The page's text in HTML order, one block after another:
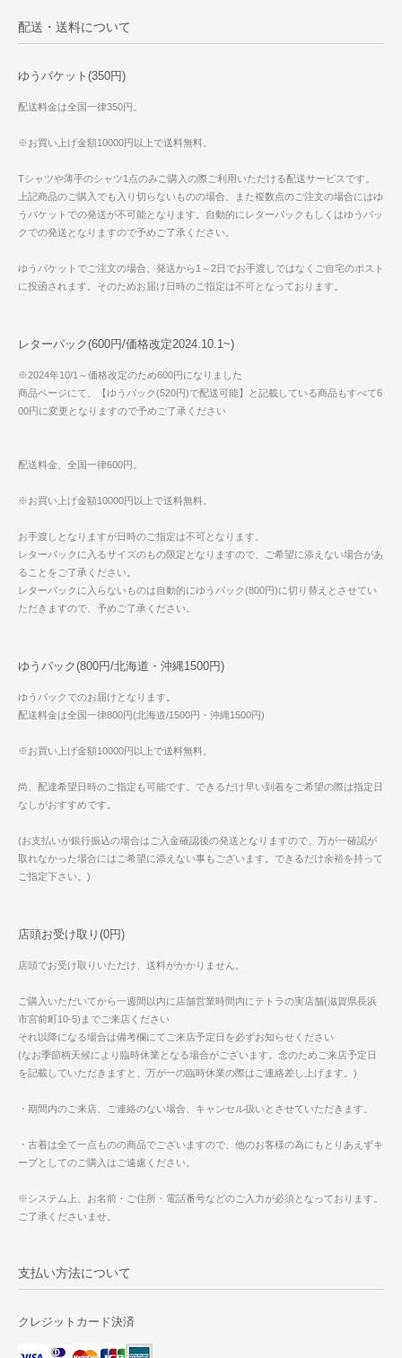
配送・送料について
ゆうパケット(350円)
配送料金は全国一律350円。
※お買い上げ金額10000円以上で送料無料。
Tシャツや薄手のシャツ1点のみご購入の際ご利用いただける配送サービスです。
上記商品のご購入でも入り切らないものの場合、また複数点のご注文の場合にはゆ
うパケットでの発送が不可能となります。自動的にレターパックもしくはゆうパッ
クでの発送となりますので予めご了承ください。
ゆうパケットでご注文の場合、発送から1～2日でお手渡しではなくご自宅のポスト
に投函されます。そのためお届け日時のご指定は不可となっております。
レターパック(600円/価格改定2024.10.1~)
※2024年10/1～価格改定のため600円になりました
商品ページにて、【ゆうパック(520円)で配送可能】と記載している商品もすべて6
00円に変更となりますので予めご了承ください
配送料金、全国一律600円。
※お買い上げ金額10000円以上で送料無料。
お手渡しとなりますが日時のご指定は不可となります。
レターパックに入るサイズのもの限定となりますので、ご希望に添えない場合があ
ることをご了承ください。
レターパックに入らないものは自動的にゆうパック(800円)に切り替えとさせてい
ただきますので、予めご了承ください。
ゆうパック(800円/北海道・沖縄1500円)
ゆうパックでのお届けとなります。
配送料金は全国一律800円(北海道/1500円・沖縄1500円)
※お買い上げ金額10000円以上で送料無料。
尚、配達希望日時のご指定も可能です。できるだけ早い到着をご希望の際は指定日
なしがおすすめです。
(お支払いが銀行振込の場合はご入金確認後の発送となりますので、万が一確認が
取れなかった場合にはご希望に添えない事もございます。できるだけ余裕を持って
ご指定下さい。)
店頭お受け取り(0円)
店頭でお受け取りいただけ、送料がかかりません。
ご購入いただいてから一週間以内に店舗営業時間内にテトラの実店舗(滋賀県長浜
市宮前町10-5)までご来店ください
それ以降になる場合は備考欄にてご来店予定日を必ずお知らせください
(なお季節柄天候により臨時休業となる場合がございます。念のためご来店予定日
を記載していただきますと、万が一の臨時休業の際はご連絡差し上げます。)
・期間内のご来店、ご連絡のない場合、キャンセル扱いとさせていただきます。
・古着は全て一点ものの商品でございますので、他のお客様の為にもとりあえずキ
ープとしてのご購入はご遠慮ください。
※システム上、お名前・ご住所・電話番号などのご入力が必須となっております。
ご了承くださいませ。
支払い方法について
クレジットカード決済